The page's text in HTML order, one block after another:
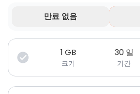
만료 없음
데이터는 제한된 기간 동안만 유효합니다.
1 GB
크기
30 일
기간